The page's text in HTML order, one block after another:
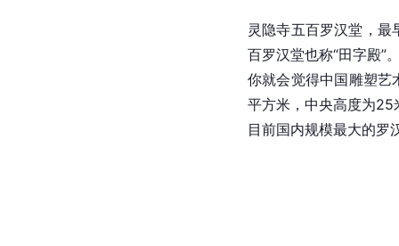
灵隐寺五百罗汉堂，最
百罗汉堂也称“田字殿”
你就会觉得中国雕塑艺
平方米，中央高度为25
目前国内规模最大的罗